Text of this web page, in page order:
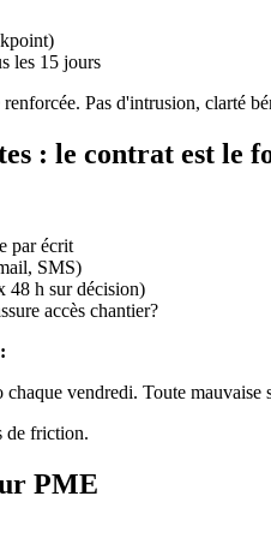
les 15 jours
Pas d'intrusion, clarté
: le contrat est le
par écrit
SMS)
48 h sur décision)
accès chantier?
vendredi. Toute
de friction.
PME